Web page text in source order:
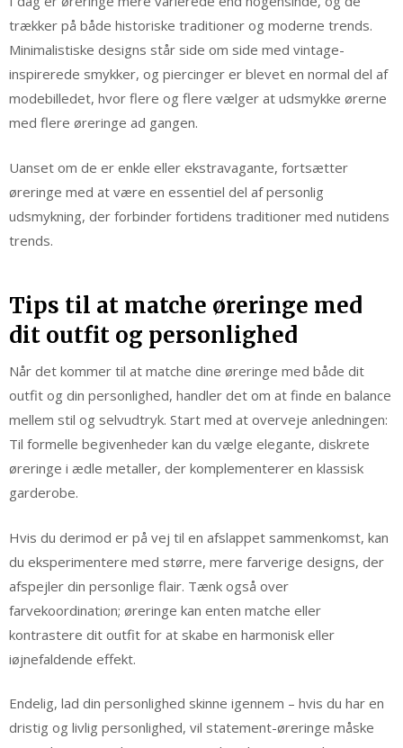
trækker på både historiske traditioner og moderne trends.
Minimalistiske designs står side om side med vintage-
inspirerede smykker, og piercinger er blevet en normal del af
modebilledet, hvor flere og flere vælger at udsmykke ørerne
med flere øreringe ad gangen.
Uanset om de er enkle eller ekstravagante, fortsætter
øreringe med at være en essentiel del af personlig
udsmykning, der forbinder fortidens traditioner med nutidens
trends.
Tips til at matche øreringe med
dit outfit og personlighed
Når det kommer til at matche dine øreringe med både dit
outfit og din personlighed, handler det om at finde en balance
mellem stil og selvudtryk. Start med at overveje anledningen:
Til formelle begivenheder kan du vælge elegante, diskrete
øreringe i ædle metaller, der komplementerer en klassisk
garderobe.
Hvis du derimod er på vej til en afslappet sammenkomst, kan
du eksperimentere med større, mere farverige designs, der
afspejler din personlige flair. Tænk også over
farvekoordination; øreringe kan enten matche eller
kontrastere dit outfit for at skabe en harmonisk eller
iøjnefaldende effekt.
Endelig, lad din personlighed skinne igennem – hvis du har en
dristig og livlig personlighed, vil statement-øreringe måske